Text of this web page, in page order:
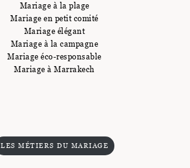
Mariage à la plage
Mariage en petit comité
Mariage élégant
Mariage à la campagne
Mariage éco-responsable
Mariage à Marrakech
LES MÉTIERS DU MARIAGE